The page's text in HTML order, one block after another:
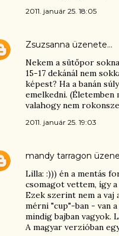
2011. január 25. 18:05
Zsuzsanna üzenete…
Nekem a sütőpor
15-17 dekánál nem
képest? Ha a banán
emelkedni.
valahogy nem
2011. január 25. 19:03
mandy tarragon
Lilla: :))) én a mentás
csomagot vettem, így
Ezek szerint nem a vaj
mérni "cup"-ban - van
mindig bajban vagyok.
A magyar verzióban